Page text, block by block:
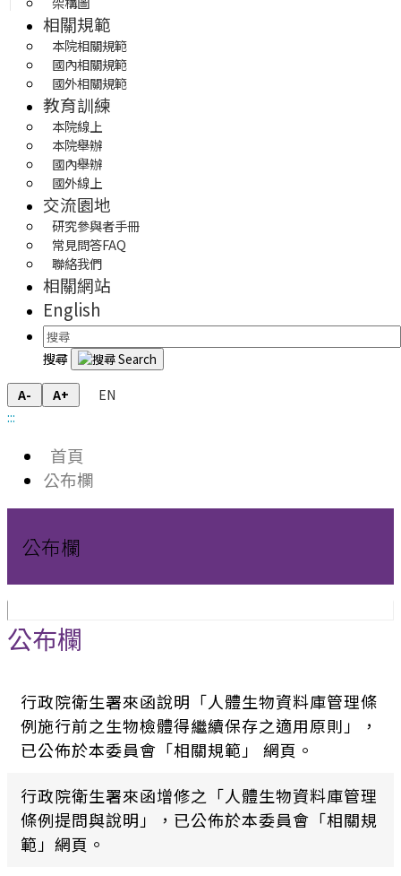
相關規範
本院相關規範
國內相關規範
國外相關規範
教育訓練
本院線上
本院舉辦
國內舉辦
國外線上
交流園地
研究參與者手冊
常見問答FAQ
聯絡我們
相關網站
English
搜尋
A- A+
EN
:::
首頁
公布欄
公布欄
公布欄
行政院衛生署來函說明「人體生物資料庫管理條
例施行前之生物檢體得繼續保存之適用原則」，
已公佈於本委員會「相關規範」 網頁。
行政院衛生署來函增修之「人體生物資料庫管理
條例提問與說明」，已公佈於本委員會「相關規
範」網頁。